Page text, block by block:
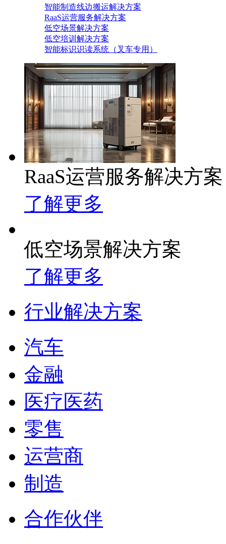
智能制造线边搬运解决方案
RaaS运营服务解决方案
低空场景解决方案
低空培训解决方案
智能标识识读系统（叉车专用）
RaaS运营服务解决方案
了解更多
低空场景解决方案
了解更多
行业解决方案
汽车
金融
医疗医药
零售
运营商
制造
合作伙伴